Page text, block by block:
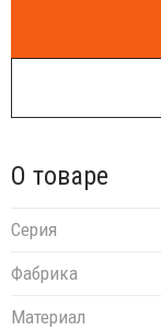
О товаре
Серия
Фабрика
Материал